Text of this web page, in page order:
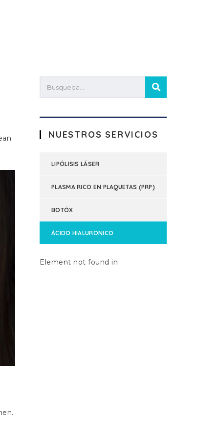
NUESTROS SERVICIOS
LIPÓLISIS LÁSER
PLASMA RICO EN PLAQUETAS (PRP)
BOTÓX
ÁCIDO HIALURONICO
Element not found in